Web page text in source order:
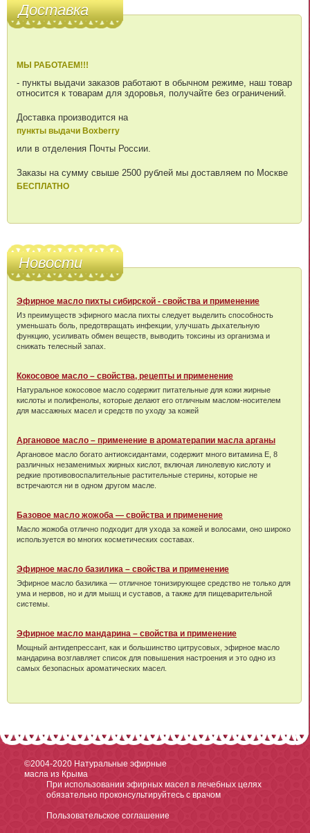
Доставка
МЫ РАБОТАЕМ!!!
- пункты выдачи заказов работают в обычном режиме, наш товар
относится к товарам для здоровья, получайте без ограничений.
Доставка производится на
пункты выдачи Boxberry
или в отделения Почты России.
Заказы на сумму свыше 2500 рублей мы доставляем по Москве
БЕСПЛАТНО
Новости
Эфирное масло пихты сибирской - свойства и применение
Из преимуществ эфирного масла пихты следует выделить способность
уменьшать боль, предотвращать инфекции, улучшать дыхательную
функцию, усиливать обмен веществ, выводить токсины из организма и
снижать телесный запах.
Кокосовое масло – свойства, рецепты и применение
Натуральное кокосовое масло содержит питательные для кожи жирные
кислоты и полифенолы, которые делают его отличным маслом-носителем
для массажных масел и средств по уходу за кожей
Аргановое масло – применение в ароматерапии масла арганы
Аргановое масло богато антиоксидантами, содержит много витамина Е, 8
различных незаменимых жирных кислот, включая линолевую кислоту и
редкие противовоспалительные растительные стерины, которые не
встречаются ни в одном другом масле.
Базовое масло жожоба — свойства и применение
Масло жожоба отлично подходит для ухода за кожей и волосами, оно широко
используется во многих косметических составах.
Эфирное масло базилика – свойства и применение
Эфирное масло базилика — отличное тонизирующее средство не только для
ума и нервов, но и для мышц и суставов, а также для пищеварительной
системы.
Эфирное масло мандарина – свойства и применение
Мощный антидепрессант, как и большинство цитрусовых, эфирное масло
мандарина возглавляет список для повышения настроения и это одно из
самых безопасных ароматических масел.
©2004-2020 Натуральные эфирные
масла из Крыма
При использовании эфирных масел в лечебных целях
обязательно проконсультируйтесь с врачом
Пользовательское соглашение